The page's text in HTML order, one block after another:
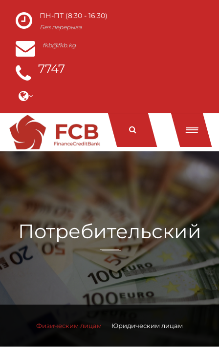
ПН-ПТ (8:30 - 16:30)
Без перерыва
fkb@fkb.kg
7747
Потребительский
Физическим лицам Юридическим лицам